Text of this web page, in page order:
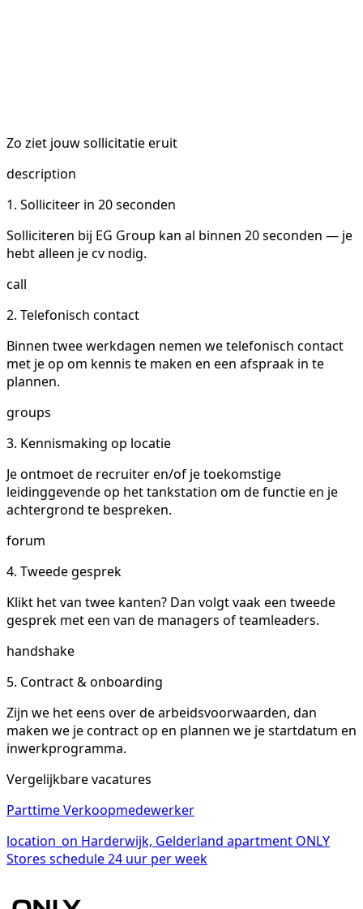
Zo ziet jouw sollicitatie eruit
description
1. Solliciteer in 20 seconden
Solliciteren bij EG Group kan al binnen 20 seconden — je
hebt alleen je cv nodig.
call
2. Telefonisch contact
Binnen twee werkdagen nemen we telefonisch contact
met je op om kennis te maken en een afspraak in te
plannen.
groups
3. Kennismaking op locatie
Je ontmoet de recruiter en/of je toekomstige
leidinggevende op het tankstation om de functie en je
achtergrond te bespreken.
forum
4. Tweede gesprek
Klikt het van twee kanten? Dan volgt vaak een tweede
gesprek met een van de managers of teamleaders.
handshake
5. Contract & onboarding
Zijn we het eens over de arbeidsvoorwaarden, dan
maken we je contract op en plannen we je startdatum en
inwerkprogramma.
Vergelijkbare vacatures
Parttime Verkoopmedewerker
location_on Harderwijk, Gelderland apartment ONLY
Stores schedule24 uur per week